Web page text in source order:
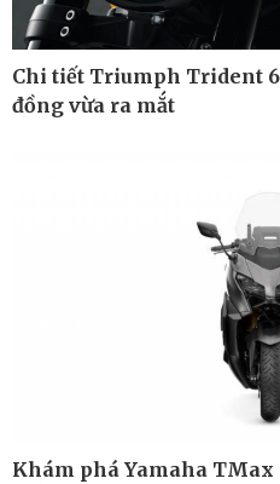
Trải nghiệm
Chi tiết Triumph Trident
đồng vừa ra mắt
Khám phá Yamaha TMax